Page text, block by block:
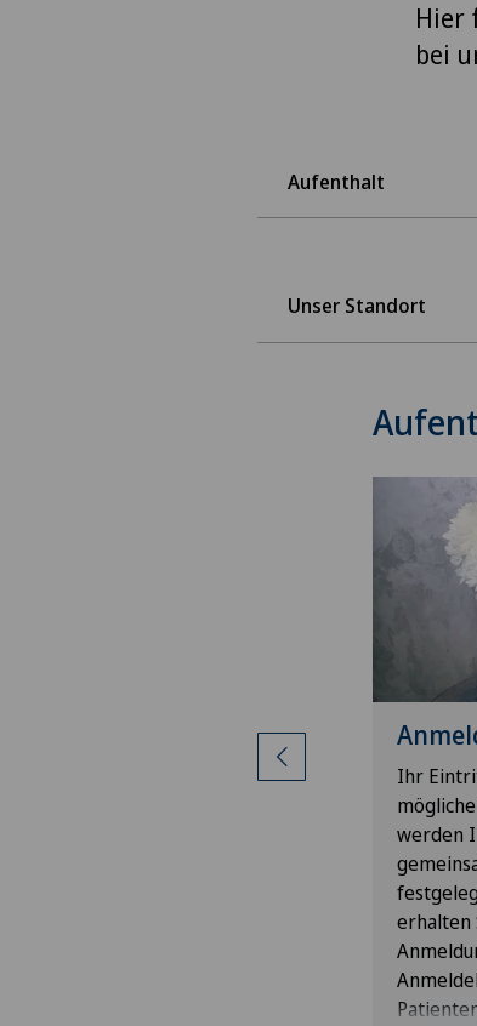
Hier
bei
Aufenthalt
Unser Standort
Sie, wertvolle Gegenstände wie
Ihr
werden
erhalten